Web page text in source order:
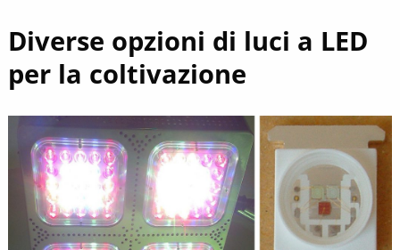
Diverse opzioni di luci a LED
per la coltivazione